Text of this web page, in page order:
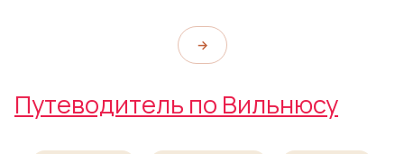
→
Путеводитель по Вильнюсу